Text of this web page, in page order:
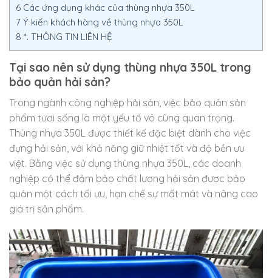
6 Các ứng dụng khác của thùng nhựa 350L
7 Ý kiến khách hàng về thùng nhựa 350L
8 *. THÔNG TIN LIÊN HỆ
Tại sao nên sử dụng thùng nhựa 350L trong
bảo quản hải sản?
Trong ngành công nghiệp hải sản, việc bảo quản sản
phẩm tươi sống là một yếu tố vô cùng quan trọng.
Thùng nhựa 350L được thiết kế đặc biệt dành cho việc
đựng hải sản, với khả năng giữ nhiệt tốt và độ bền ưu
việt. Bằng việc sử dụng thùng nhựa 350L, các doanh
nghiệp có thể đảm bảo chất lượng hải sản được bảo
quản một cách tối ưu, hạn chế sự mất mát và nâng cao
giá trị sản phẩm.